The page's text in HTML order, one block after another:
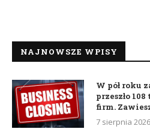
NAJNOWSZE WPISY
W pół roku
przeszło
firm.
7 sierpnia 2026